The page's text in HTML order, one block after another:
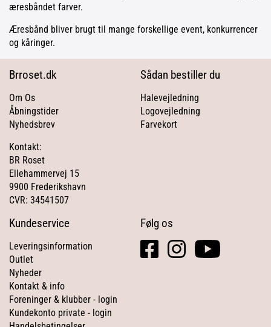
æresbåndet farver.
Æresbånd bliver brugt til mange forskellige event, konkurrencer
og kåringer.
Brroset.dk
Om Os
Åbningstider
Nyhedsbrev
Kontakt:
BR Roset
Ellehammervej 15
9900 Frederikshavn
CVR: 34541507
Sådan bestiller du
Halevejledning
Logovejledning
Farvekort
Kundeservice
Leveringsinformation
Outlet
Nyheder
Kontakt & info
Foreninger & klubber - login
Kundekonto private - login
Følg os
facebook
square
instagramyoutube